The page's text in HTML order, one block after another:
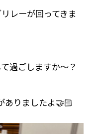
レーが回ってきま
過ごしますか〜？
ありましたよ🤝🏻